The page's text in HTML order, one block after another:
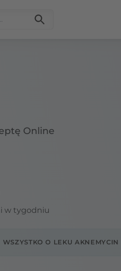
Online
w tygodniu
WSZYSTKO O LEKU AKNEMYCIN